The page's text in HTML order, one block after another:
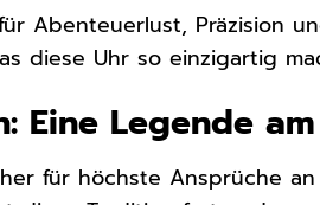
Abenteuerlust, Präzision
diese Uhr so einzigartig
Eine Legende
für höchste Ansprüche